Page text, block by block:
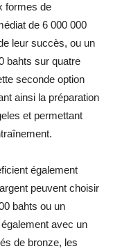
formes de
de 6 000 000
leur succès, ou un
bahts sur quatre
seconde option
ainsi la préparation
et permettant
également
peuvent choisir
bahts ou un
avec un
de bronze, les